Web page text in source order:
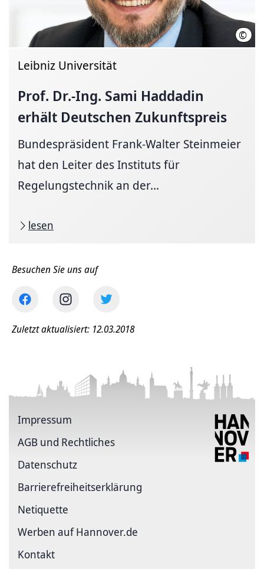
©
Leibniz Universität
Prof. Dr.-Ing. Sami Haddadin
erhält Deutschen Zukunftspreis
Bundespräsident Frank-Walter Steinmeier
hat den Leiter des Instituts für
Regelungstechnik an der...
lesen
Besuchen Sie uns auf
Zuletzt aktualisiert: 12.03.2018
Impressum
AGB und Rechtliches
Datenschutz
Barriere­freiheits­erklärung
Netiquette
Werben auf Hannover.de
Kontakt